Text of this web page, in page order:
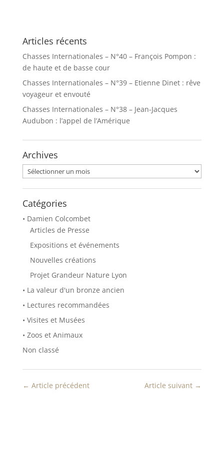
u
r
a
t
g
r
u
r
T
t
e
r
(
o
u
v
e
d
n
s
u
e
o
u
v
e
l
f
e
n
ê
r
)
u
r
a
r
t
g
r
u
F
e
k
(
o
u
r
e
a
n
s
n
n
o
u
v
l
e
f
e
n
t
Articles récents
Chasses Internationales – N°40 – François Pompon :
de haute et de basse cour
Chasses Internationales – N°39 – Etienne Dinet : rêve
voyageur et envouté
Chasses Internationales – N°38 – Jean-Jacques
Audubon : l’appel de l’Amérique
Archives
Archives
Catégories
• Damien Colcombet
Articles de Presse
Expositions et événements
Nouvelles créations
Projet Grandeur Nature Lyon
• La valeur d'un bronze ancien
• Lectures recommandées
• Visites et Musées
• Zoos et Animaux
Non classé
← Article précédent Article suivant →